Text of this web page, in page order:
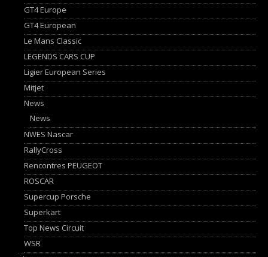
GT4 Europe
GT4 European
Le Mans Classic
LEGENDS CARS CUP
Ligier European Series
Mitjet
News
News
NWES Nascar
RallyCross
Rencontres PEUGEOT
ROSCAR
Supercup Porsche
Superkart
Top News Circuit
WSR